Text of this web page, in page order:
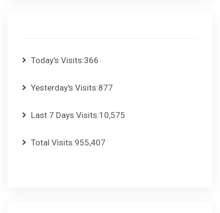
Today's Visits:366
Yesterday's Visits:877
Last 7 Days Visits:10,575
Total Visits:955,407